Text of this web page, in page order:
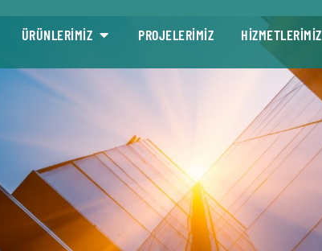
ÜRÜNLERİMİZ PROJELERİMİZ HİZMETLERİMİZ